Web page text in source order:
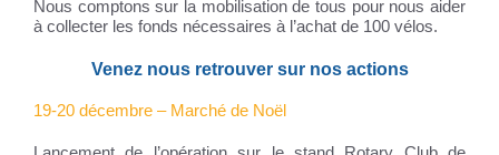
Nous comptons sur la mobilisation de tous pour nous aider
à collecter les fonds nécessaires à l’achat de 100 vélos.
Venez nous retrouver sur nos actions
19-20 décembre – Marché de Noël